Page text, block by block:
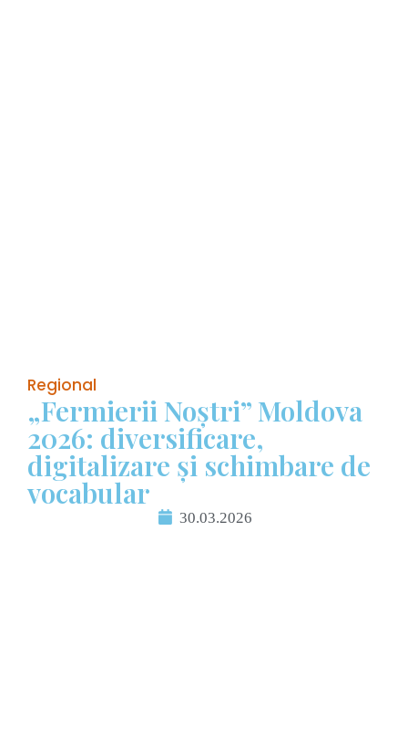
Regional
„Fermierii Noștri” Moldova
2026: diversificare,
digitalizare și schimbare de
vocabular
30.03.2026